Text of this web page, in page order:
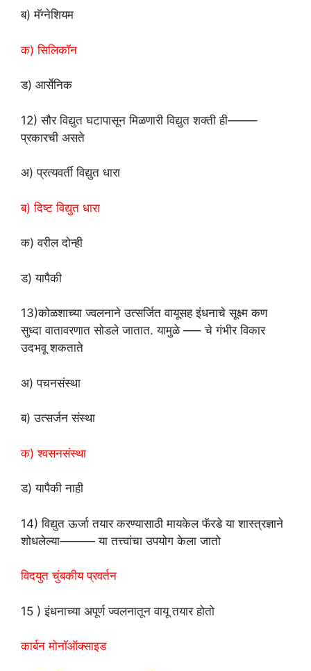
ब) मॅग्नेशियम
क) सिलिकॉन
ड) आर्सेनिक
12) सौर विद्युत घटापासून मिळणारी विद्युत शक्ती ही——–
प्रकारची असते
अ) प्रत्यवर्ती विद्युत धारा
ब) दिष्ट विद्युत धारा
क) वरील दोन्ही
ड) यापैकी
13)कोळशाच्या ज्वलनानेउत्सर्जित वायूसह इंधनाचे सूक्ष्म कण
सुध्दा वातावरणात सोडले जातात. यामुळे —– चे गंभीर विकार
उदभवू शकताते
अ) पचनसंस्था
ब) उत्सर्जन संस्था
क) श्वसनसंस्था
ड) यापैकी नाही
14) विद्युत ऊर्जा तयार करण्यासाठी मायकेल फॅरडे या शास्त्रज्ञाने
शोधलेल्या———या तत्त्वांचाउपयोग केला जातो
विदयुत चुंबकीय प्रवर्तन
15 ) इंधनाच्या अपूर्ण ज्वलनातून वायू तयार होतो
कार्बन मोनॉऑक्साइड